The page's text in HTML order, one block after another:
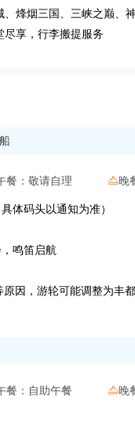
烽烟三国、三峡之巅、
享，行李搬提服务
餐： 敬请自理 晚
体码头以通知为准）
鸣笛启航
因，游轮可能调整为丰
餐： 自助午餐 晚